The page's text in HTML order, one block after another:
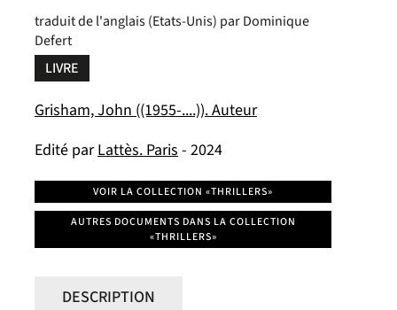
traduit de l'anglais (Etats-Unis) par Dominique
Defert
LIVRE
Grisham, John ((1955-....)). Auteur
Edité parLattès. Paris- 2024
VOIR LA COLLECTION «THRILLERS»
AUTRES DOCUMENTS DANS LA COLLECTION
«THRILLERS»
DESCRIPTION